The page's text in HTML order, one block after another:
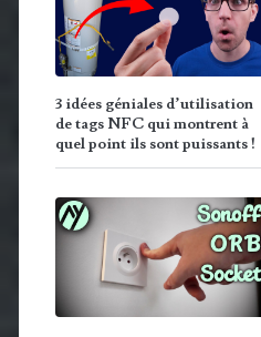
3 idées géniales d’utilisation
de tags NFC qui montrent à
quel point ils sont puissants !